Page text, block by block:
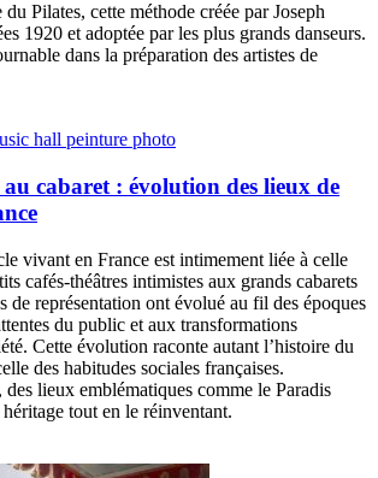
Pilates, cette méthode créée par Joseph
1920 et adoptée par les plus grands danseurs.
dans la préparation des artistes de
cabaret : évolution des lieux de
vivant en France est intimement liée à celle
cafés-théâtres intimistes aux grands cabarets
de représentation ont évolué au fil des époques
du public et aux transformations
Cette évolution raconte autant l’histoire du
des habitudes sociales françaises.
lieux emblématiques comme le Paradis
tout en le réinventant.